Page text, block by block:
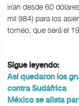
irían desde 60
mil 984) para los
torneo, que será el
Sigue leyendo:
Así quedaron los
contra Sudáfrica
México se alista